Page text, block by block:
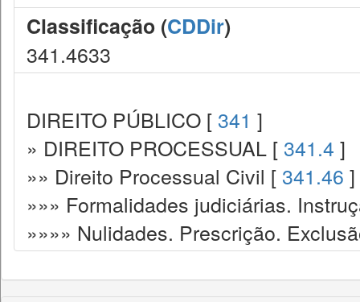
Classificação (CDDir)
341.4633
DIREITO PÚBLICO [ 341 ]
» DIREITO PROCESSUAL [ 341.4 ]
»» Direito Processual Civil [ 341.46 ]
»»» Formalidades judiciárias.
»»»» Nulidades. Prescrição.